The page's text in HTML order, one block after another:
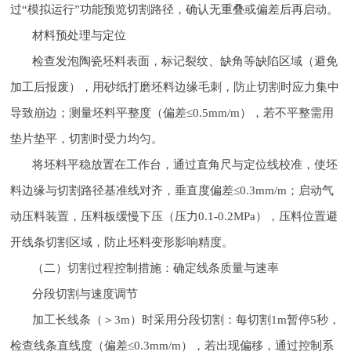
过“模拟运行”功能预览切割路径，确认无重叠或偏差后再启动。
材料预处理与定位
检查发泡陶瓷坯料表面，标记裂纹、缺角等缺陷区域（避免
加工后报废），用砂纸打磨坯料边缘毛刺，防止切割时应力集中
导致崩边；测量坯料平整度（偏差≤0.5mm/m），若不平整需用
垫片垫平，切割时受力均匀。
将坯料平稳放置在工作台，通过直角尺与定位线校准，使坯
料边缘与切割路径基准线对齐，垂直度偏差≤0.3mm/m；启动气
动压料装置，压料板缓慢下压（压力0.1-0.2MPa），压料位置避
开线条切割区域，防止坯料变形影响精度。
（二）切割过程控制措施：确定线条质量与速率
分段切割与速度调节
加工长线条（＞3m）时采用分段切割：每切割1m暂停5秒，
检查线条直线度（偏差≤0.3mm/m），若出现偏移，通过控制系